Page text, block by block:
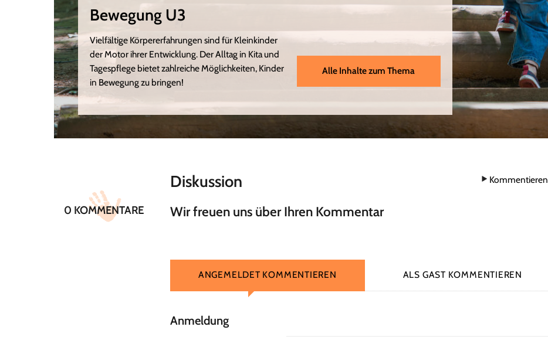
Bewegung U3
Vielfältige Körpererfahrungen sind für Kleinkinder
der Motor ihrer Entwicklung. Der Alltag in Kita und
Tagespflege bietet zahlreiche Möglichkeiten, Kinder
in Bewegung zu bringen!
Alle Inhalte zum Thema
Diskussion Kommentieren
0 KOMMENTARE Wir freuen uns über Ihren Kommentar
ANGEMELDET KOMMENTIEREN ALS GAST KOMMENTIEREN
Anmeldung